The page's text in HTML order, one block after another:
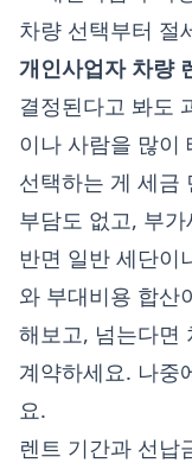
차량 선택부터 절
개인사업자 차량
결정된다고 봐도
이나 사람을 많이
선택하는 게 세금
부담도 없고, 부
반면 일반 세단이
와 부대비용 합산
해보고, 넘는다면
계약하세요. 나중
요.
렌트 기간과 선납